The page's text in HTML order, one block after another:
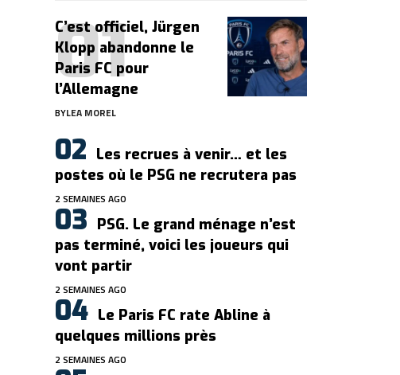
C’est officiel, Jürgen
Klopp abandonne le
Paris FC pour
l’Allemagne
BYLEA MOREL
Les recrues à venir… et les
postes où le PSG ne recrutera pas
2 SEMAINES AGO
PSG. Le grand ménage n’est
pas terminé, voici les joueurs qui
vont partir
2 SEMAINES AGO
Le Paris FC rate Abline à
quelques millions près
2 SEMAINES AGO